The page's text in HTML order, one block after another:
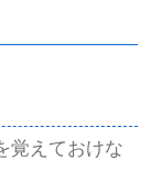
覚えておけな